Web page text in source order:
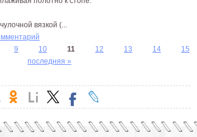
вязкой (...
9 10 11 12 13 14 15
последняя »